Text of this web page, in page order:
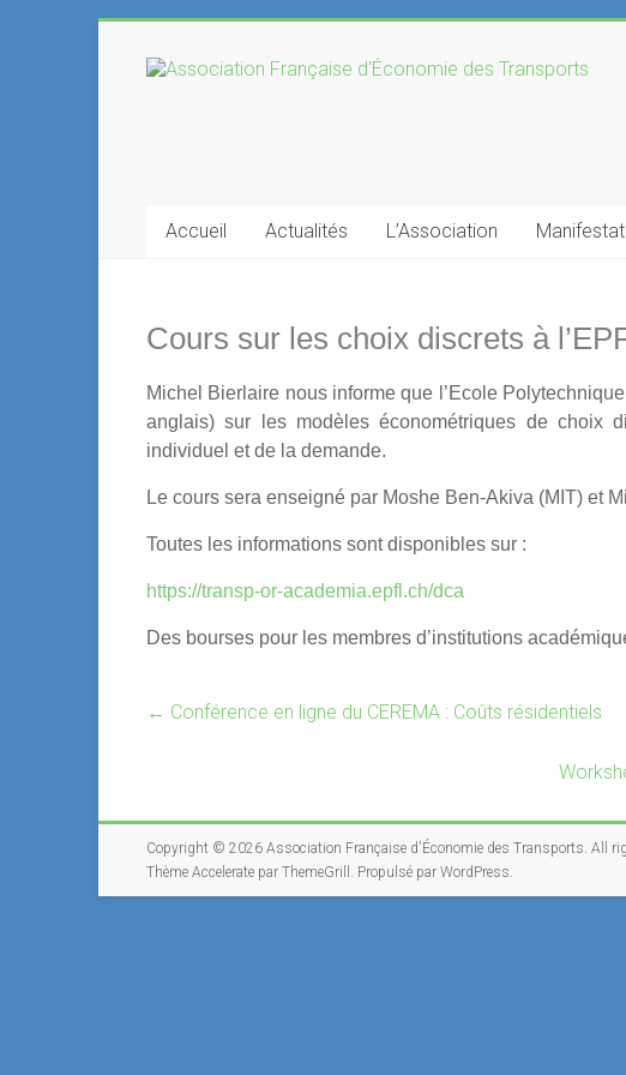
contentAssociation
des
Accueil Actualités L’Association
Cours sur les choix discrets à
Michel Bierlaire nous informe que l’Ecole
anglais) sur les modèles économétriques de choix
individuel et de la demande.
Le cours sera enseigné par Moshe Ben-Akiva (MIT) et
Toutes les informations sont disponibles sur :
https://transp-or-academia.epfl.ch/dca
Des bourses pour les membres d’institutions
← Conférence en ligne du CEREMA : Coûts résidentiels
Copyright © 2026 Association Française d'Économie des Transports. All
Thème Accelerate par ThemeGrill. Propulsé par WordPress.